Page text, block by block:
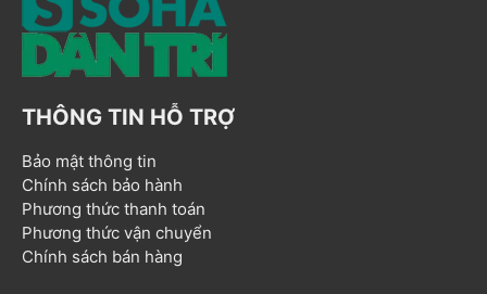
THÔNG TIN HỖ TRỢ
Bảo mật thông tin
Chính sách bảo hành
Phương thức thanh toán
Phương thức vận chuyển
Chính sách bán hàng